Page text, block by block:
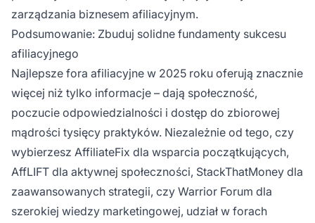
zarządzania biznesem afiliacyjnym.
Podsumowanie: Zbuduj solidne fundamenty sukcesu
afiliacyjnego
Najlepsze fora afiliacyjne w 2025 roku oferują znacznie
więcej niż tylko informacje – dają społeczność,
poczucie odpowiedzialności i dostęp do zbiorowej
mądrości tysięcy praktyków. Niezależnie od tego, czy
wybierzesz AffiliateFix dla wsparcia początkujących,
AffLIFT dla aktywnej społeczności, StackThatMoney dla
zaawansowanych strategii, czy Warrior Forum dla
szerokiej wiedzy marketingowej, udział w forach